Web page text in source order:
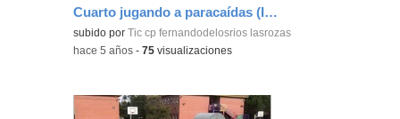
Cuarto jugando a paracaídas (II)_CEIP FDLR_Las Rozas
Contenido educativo.
subido por Tic cp fernandodelosrios lasrozas
-hace 5 años -75 visualizaciones